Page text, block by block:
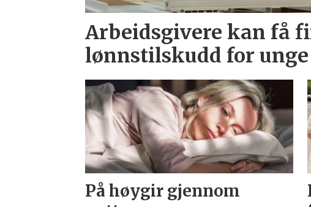
Arbeidsgivere kan få
lønnstilskudd for unge
På høygir gjennom